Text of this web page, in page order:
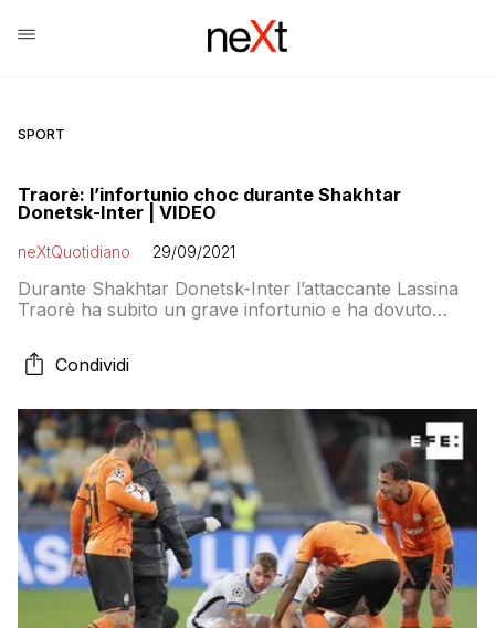
SPORT
Traorè: l’infortunio choc durante Shakhtar
Donetsk-Inter | VIDEO
neXtQuotidiano 29/09/2021
Durante Shakhtar Donetsk-Inter l’attaccante Lassina
Traorè ha subito un grave infortunio e ha dovuto
Condividi